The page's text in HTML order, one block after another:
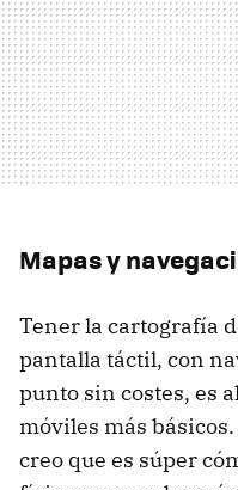
Mapas y
Tener la cartografía
pantalla táctil, con
punto sin costes, es
móviles más
creo que es súper